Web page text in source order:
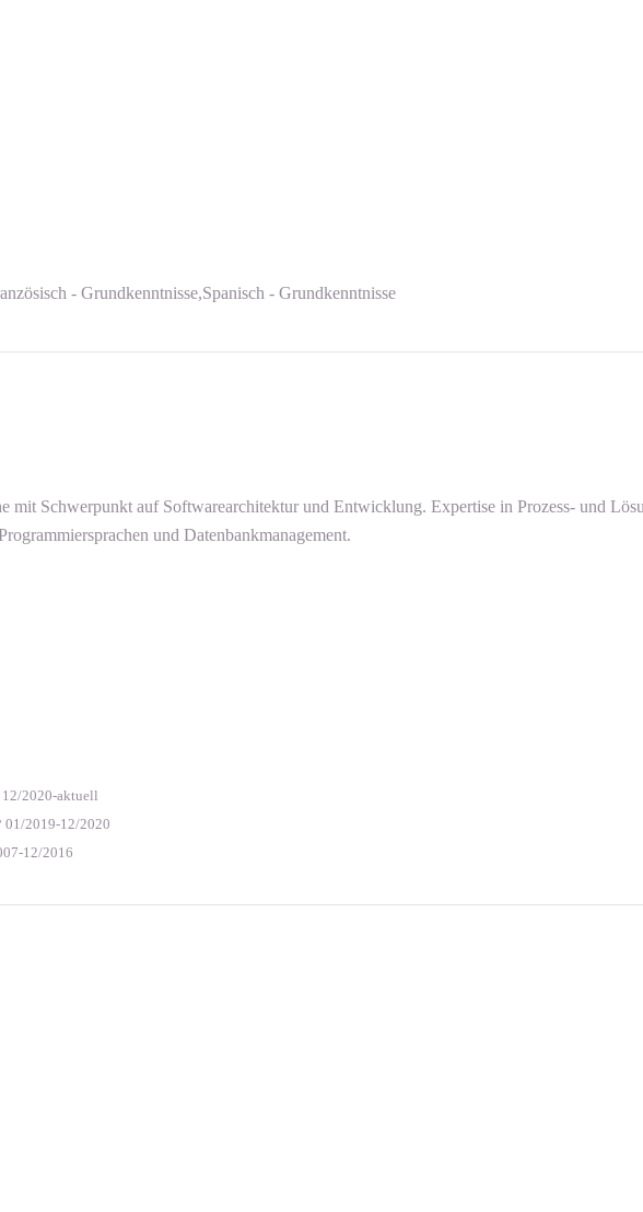
- Grundkenntnisse,Spanisch - Grundkenntnisse
mit Schwerpunkt auf Softwarearchitektur und Entwicklung. Expertise in Prozess- und
und Datenbankmanagement.
12/2020-aktuell
01/2019-12/2020
12/2016